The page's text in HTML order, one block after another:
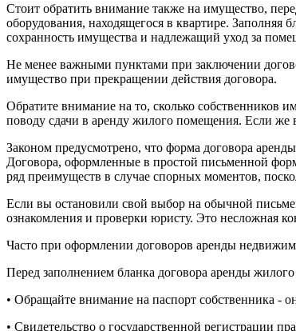
Стоит обратить внимание также на имущество,
оборудования, находящегося в квартире. Заполняя
сохранность имущества и надлежащий уход за
Не менее важными пунктами при заключении
имущество при прекращении действия договора.
Обратите внимание на то, сколько собственников
поводу сдачи в аренду жилого помещения. Если же
Законом предусмотрено, что форма договора
Договора, оформленные в простой письменной
ряд преимуществ в случае спорных моментов,
Если вы остановили свой выбор на обычной
ознакомления и проверки юристу. Это несложная
Часто при оформлении договоров аренды
Перед заполнением бланка договора аренды
• Обращайте внимание на паспорт собственника -
• Свидетельство о государственной регистрации